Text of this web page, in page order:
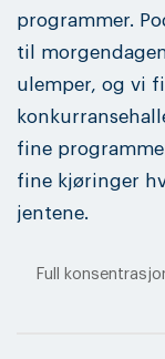
programmer.
til
ulemper, og vi
fine
fine kjøringer
jentene.
Full